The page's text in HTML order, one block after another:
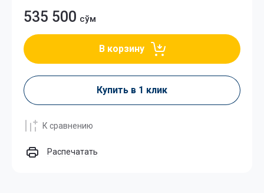
535 500 сўм
В корзину
Купить в 1 клик
К сравнению
Распечатать